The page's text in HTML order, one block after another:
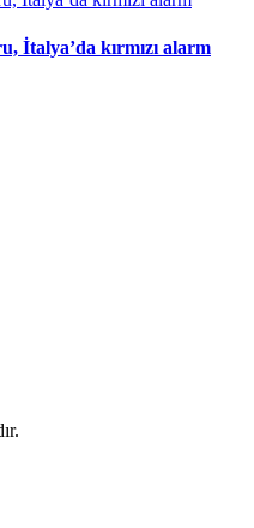
İtalya’da kırmızı alarm